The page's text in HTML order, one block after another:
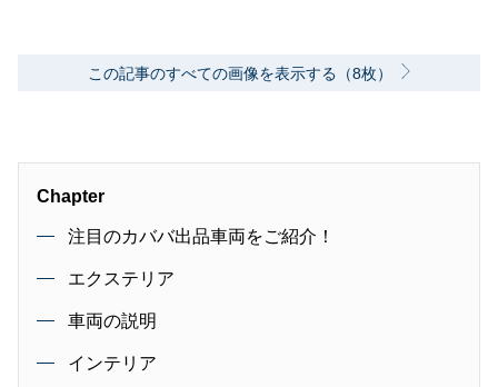
この記事のすべての画像を表示する（8枚）
Chapter
注目のカババ出品車両をご紹介！
エクステリア
車両の説明
インテリア